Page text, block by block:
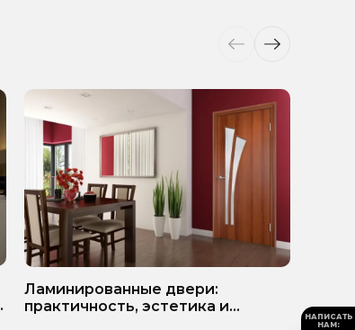
Ламинированные двери:
практичность, эстетика и
НАПИСАТЬ
НАМ: